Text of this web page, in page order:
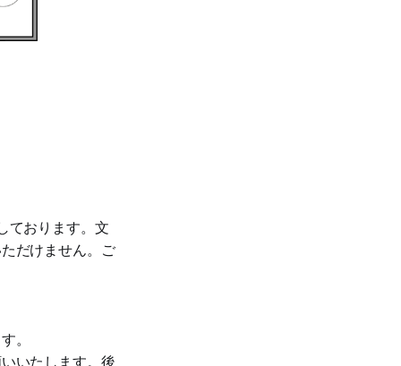
ております。文
だけません。ご
。
いたします。後